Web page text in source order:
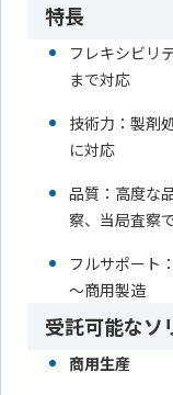
特長
フレキシビリ
まで対応
技術力：製剤
に対応
品質：高度な
察、当局査察
フルサポート
～商用製造
受託可能なソ
商用生産